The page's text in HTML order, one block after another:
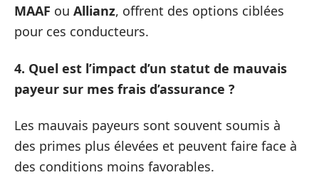
MAAF ou Allianz, offrent des options ciblées
pour ces conducteurs.
4. Quel est l’impact d’un statut de mauvais
payeur sur mes frais d’assurance ?
Les mauvais payeurs sont souvent soumis à
des primes plus élevées et peuvent faire face à
des conditions moins favorables.